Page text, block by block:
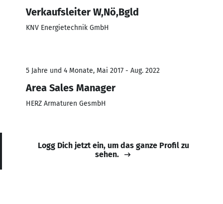
Verkaufsleiter W,Nö,Bgld
KNV Energietechnik GmbH
5 Jahre und 4 Monate, Mai 2017 - Aug. 2022
Area Sales Manager
HERZ Armaturen GesmbH
Logg Dich jetzt ein, um das ganze Profil zu
sehen.